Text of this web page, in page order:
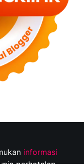
informasi
perhotelan,